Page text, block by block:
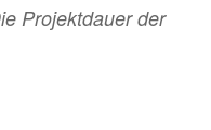
Projektdauer der